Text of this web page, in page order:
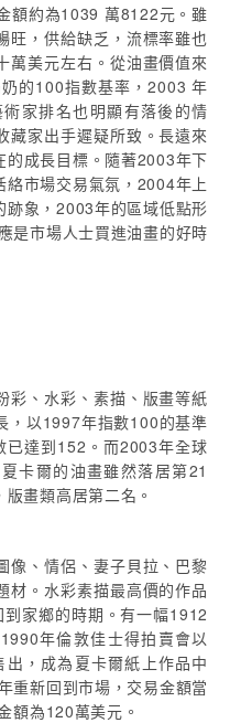
額約為1039 萬8122元。雖
旺，供給缺乏，流標率雖也
萬美元左右。從油畫價值來
的100指數基率，2003 年
家排名也明顯有落後的情
藏家出手遲疑所致。長遠來
的成長目標。隨著2003年下
市場交易氣氛，2004年上
跡象，2003年的區域低點形
是市場人士買進油畫的好時
彩、水彩、素描、版畫等紙
，以1997年指數100的基準
達到152。而2003年全球
卡爾的油畫雖然落居第21
畫類高居第二名。
像、情侶、妻子貝拉、巴黎
材。水彩素描最高價的作品
家鄉的時期。有一幅1912
年倫敦佳士得拍賣會以
，成為夏卡爾紙上作品中
重新回到市場，交易金額當
額為120萬美元。